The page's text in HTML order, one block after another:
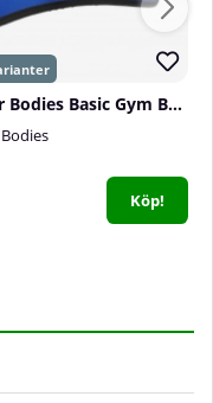
Better Bodies Basic Gym Belt, strong blue
Köp!